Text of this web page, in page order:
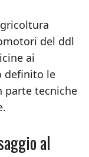
del ddl
ai
definito le
parte tecniche
al